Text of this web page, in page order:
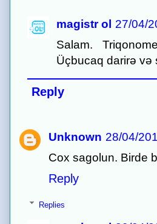
magistr ol
27/04/
Salam.
Üçbucaq darirə və
Reply
Unknown 28/04/
Cox sagolun. Birde
Reply
Replies